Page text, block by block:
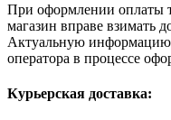
При оформлении оплаты
магазин вправе взимать
Актуальную информацию
оператора в процессе
Курьерская доставка: